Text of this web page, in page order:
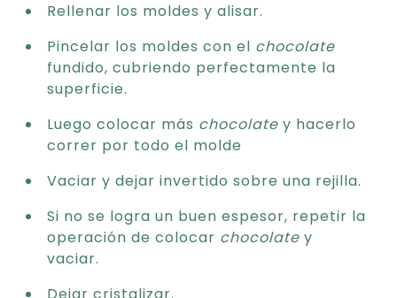
Rellenar los moldes y alisar.
Pincelar los moldes con el chocolate
fundido, cubriendo perfectamente la
superficie.
Luego colocar más chocolate y hacerlo
correr por todo el molde
Vaciar y dejar invertido sobre una rejilla.
Si no se logra un buen espesor, repetir la
operación de colocar chocolate y
vaciar.